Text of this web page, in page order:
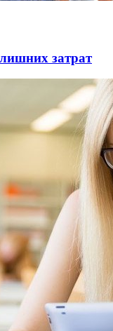
затрат